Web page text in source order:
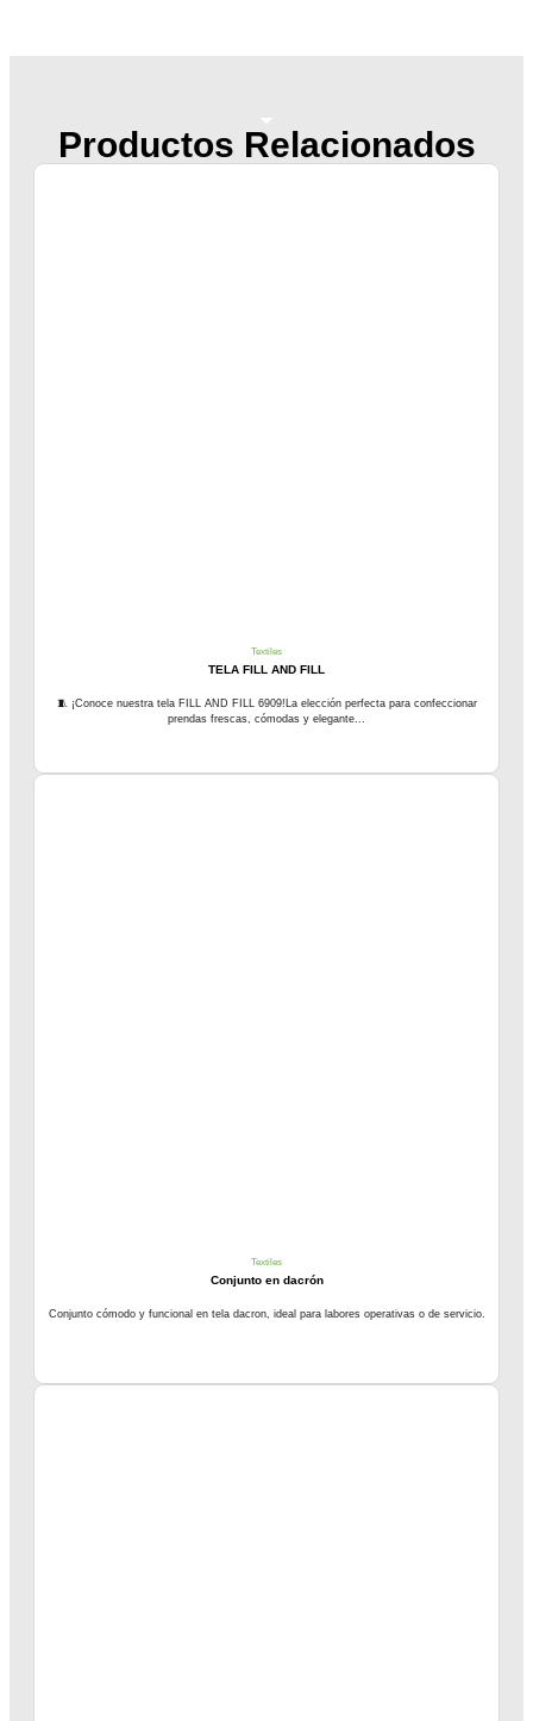
Productos Relacionados
Textiles
TELA FILL AND FILL
🧵 ¡Conoce nuestra tela FILL AND FILL 6909!La elección perfecta para confeccionar
prendas frescas, cómodas y elegante...
Textiles
Conjunto en dacrón
Conjunto cómodo y funcional en tela dacron, ideal para labores operativas o de servicio.